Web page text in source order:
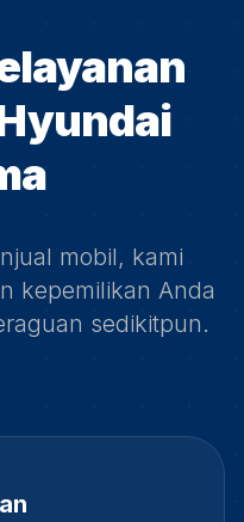
mobil, kami
kepemilikan Anda
sedikitpun.